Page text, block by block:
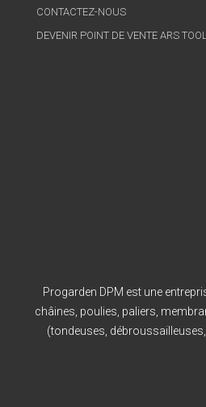
CONTACTEZ-NOUS
DEVENIR POINT DE VENTE ARS
Progarden DPM est une
châines, poulies, paliers,
(tondeuses,